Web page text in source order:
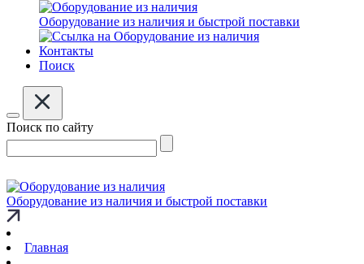
Оборудование из наличия и быстрой поставки
Контакты
Поиск
Поиск по сайту
Оборудование из наличия и быстрой поставки
Главная